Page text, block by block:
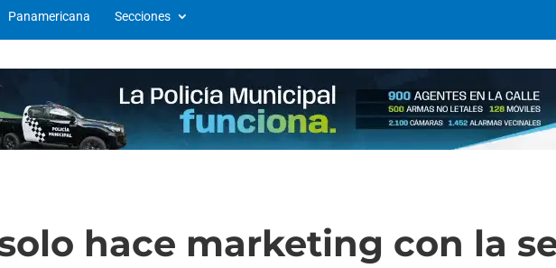
Panamericana Secciones
hace marketing con la